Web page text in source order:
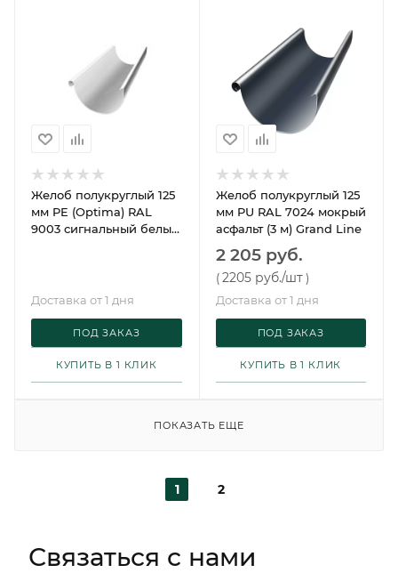
Желоб полукруглый 125
мм PE (Optima) RAL
9003 сигнальный белый
Доставка от 1 дня
ПОД ЗАКАЗ
КУПИТЬ В 1 КЛИК
Желоб полукруглый 125
мм PU RAL 7024 мокрый
асфальт (3 м) Grand Line
2 205 руб.
(2205 руб./шт )
Доставка от 1 дня
ПОД ЗАКАЗ
КУПИТЬ В 1 КЛИК
ПОКАЗАТЬ ЕЩЕ
1 2
Связаться с нами